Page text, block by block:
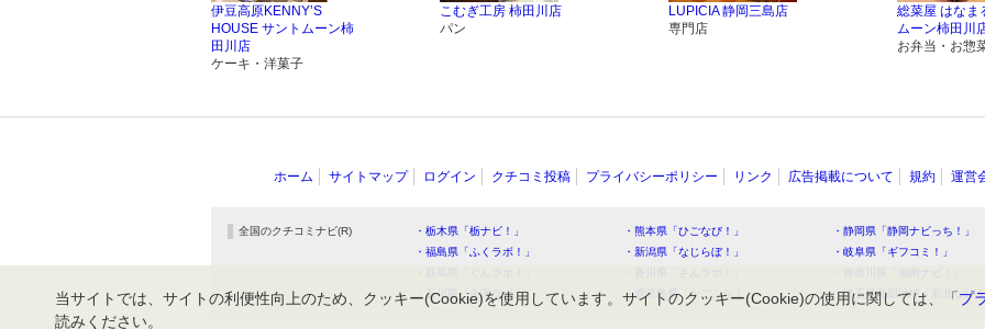
伊豆高原KENNY’S
HOUSE サントムーン柿
田川店
ケーキ・洋菓子
こむぎ工房 柿田川店
パン
LUPICIA 静岡三島店
専門店
総菜屋 はなま
ムーン柿田川
お弁当・お惣
ホーム サイトマップ ログイン クチコミ投稿 プライバシーポリシー リンク 広告掲載について 規約 運営
全国のクチコミナビ(R) ・栃木県「栃ナビ！」 ・熊本県「ひごなび！」
・静岡県「静岡ナビっち！」
・福島県「ふくラボ！」
・新潟県「なじらぼ！」
・岐阜県「ギフコミ！」
・石川県「金沢ラボ！」
・鹿児島県「かごぶら！」 ・埼玉県北部地域「彩北なび
当サイトでは、サイトの利便性向上のため、クッキー(Cookie)を使用しています。サイトのクッキー(Cookie)の使用に関しては、「プ
読みください。